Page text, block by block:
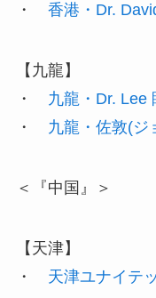
・ 香港・Dr.
【九龍】
・ 九龍・Dr. Lee
・ 九龍・佐敦(ジ
＜『中国』＞
【天津】
・ 天津ユナイテ